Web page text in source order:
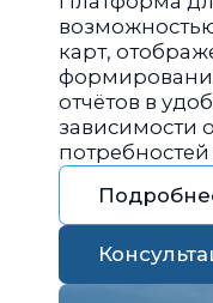
карт,
отчётов в
зависимости
потребностей